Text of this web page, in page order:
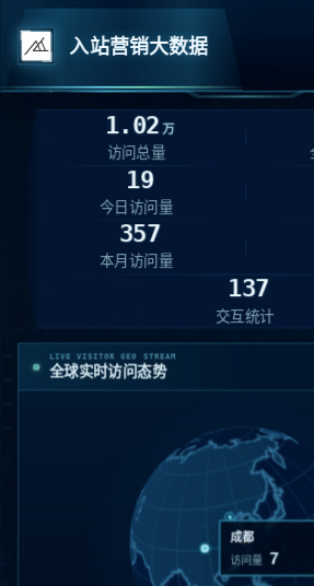
入站营销大数据
1.02 万
访问总量
19
今日访问量
357
本月访问量
137
交互统计
LIVE VISITOR GEO STREAM
全球实时访问态势
成都
访问量 7
09:57:55 河